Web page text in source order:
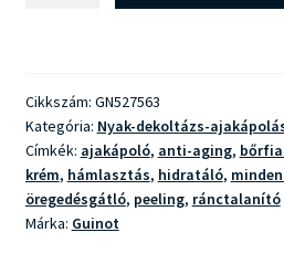
Cikkszám: GN527563
Kategória: Nyak-dekoltázs-
Címkék: ajakápoló, anti-aging,
krém, hámlasztás, hidratáló,
öregedésgátló, peeling, ránctalanító
Márka: Guinot